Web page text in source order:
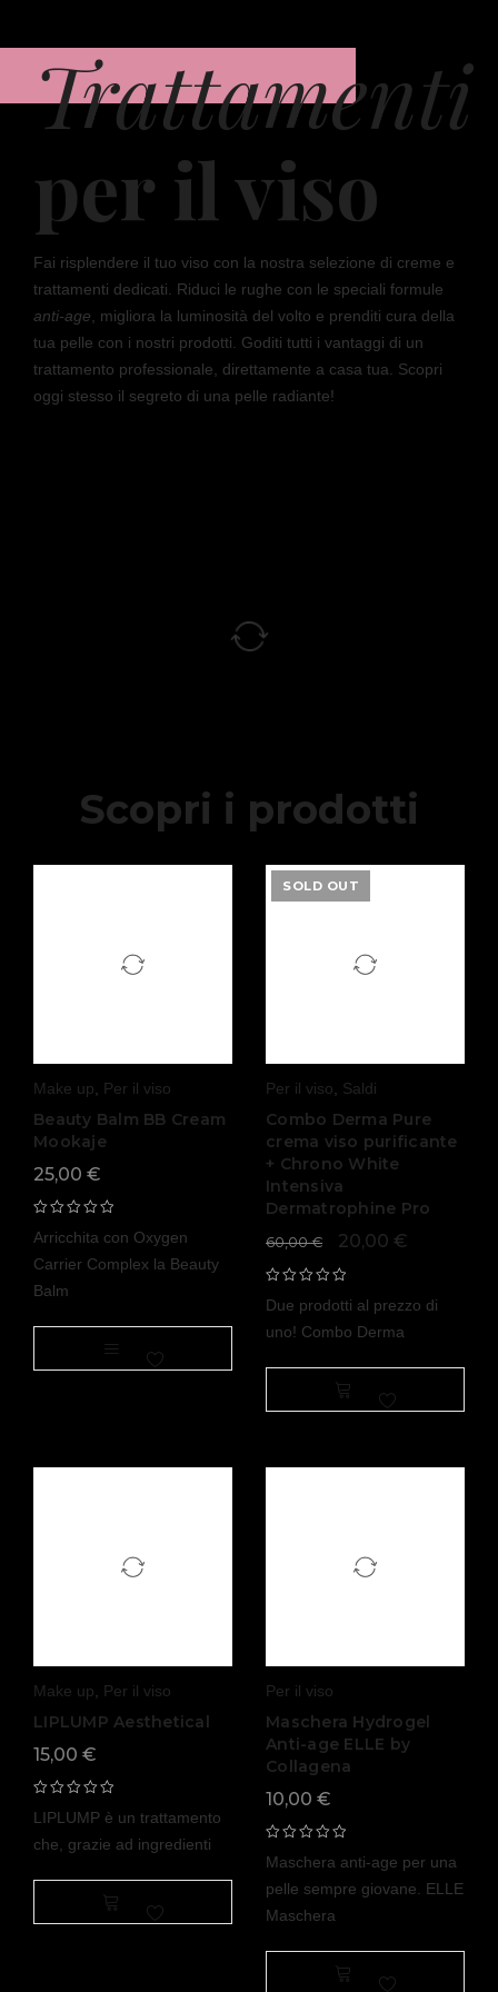
Trattamenti
per il viso
Fai risplendere il tuo viso con la nostra selezione di creme e
trattamenti dedicati. Riduci le rughe con le speciali formule
anti-age, migliora la luminosità del volto e prenditi cura della
tua pelle con i nostri prodotti. Goditi tutti i vantaggi di un
trattamento professionale, direttamente a casa tua. Scopri
oggi stesso il segreto di una pelle radiante!
Scopri i prodotti
Make up, Per il viso
Beauty Balm BB Cream
Mookaje
25,00 €
Arricchita con Oxygen
Carrier Complex la Beauty
Balm
SOLD OUT
Per il viso, Saldi
Combo Derma Pure
crema viso purificante
+ Chrono White
Intensiva
Dermatrophine Pro
60,00€ 20,00 €
Due prodotti al prezzo di
uno! Combo Derma
Make up, Per il viso
LIPLUMP Aesthetical
15,00 €
LIPLUMP è un trattamento
che, grazie ad ingredienti
Per il viso
Maschera Hydrogel
Anti-age ELLE by
Collagena
10,00 €
Maschera anti-age per una
pelle sempre giovane. ELLE
Maschera